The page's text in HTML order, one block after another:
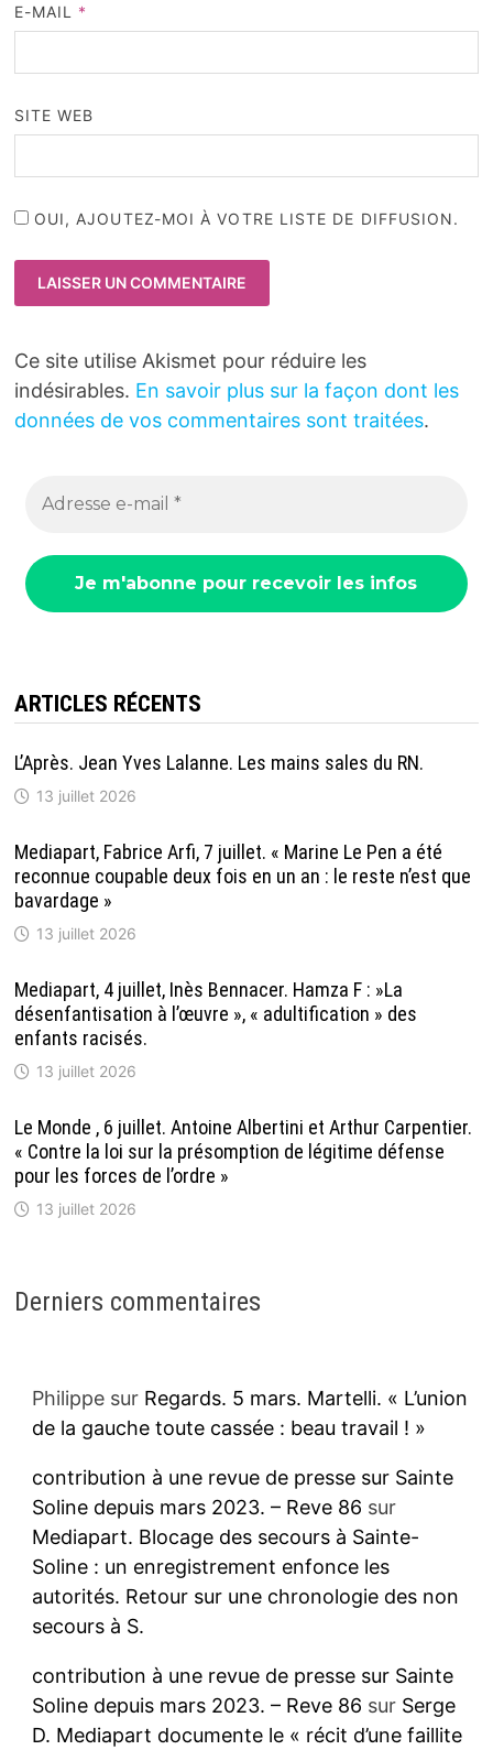
E-MAIL *
SITE WEB
OUI, AJOUTEZ-MOI À VOTRE LISTE DE DIFFUSION.
Ce site utilise Akismet pour réduire les
indésirables. En savoir plus sur la façon dont les
données de vos commentaires sont traitées.
ARTICLES RÉCENTS
L’Après. Jean Yves Lalanne. Les mains sales du RN.
13 juillet 2026
Mediapart, Fabrice Arfi, 7 juillet. « Marine Le Pen a été
reconnue coupable deux fois en un an : le reste n’est que
bavardage »
13 juillet 2026
Mediapart, 4 juillet, Inès Bennacer. Hamza F : »La
désenfantisation à l’œuvre », « adultification » des
enfants racisés.
13 juillet 2026
Le Monde , 6 juillet. Antoine Albertini et Arthur Carpentier.
« Contre la loi sur la présomption de légitime défense
pour les forces de l’ordre »
13 juillet 2026
Derniers commentaires
Philippesur Regards. 5 mars. Martelli. « L’union
de la gauche toute cassée : beau travail ! »
contribution à une revue de presse sur Sainte
Soline depuis mars 2023. – Reve 86 sur
Mediapart. Blocage des secours à Sainte-
Soline : un enregistrement enfonce les
autorités. Retour sur une chronologie des non
secours à S.
contribution à une revue de presse sur Sainte
Soline depuis mars 2023. – Reve 86 sur Serge
D. Mediapart documente le « récit d’une faillite